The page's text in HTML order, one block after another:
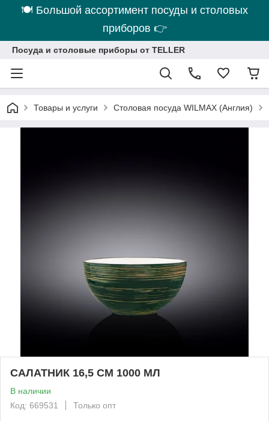
🍽 Большой ассортимент посуды и столовых
приборов 👉
Посуда и столовые приборы от TELLER
Товары и услуги Столовая посуда WILMAX (Англия)
САЛАТНИК 16,5 СМ 1000 МЛ
В наличии
Код: 669531
Только опт